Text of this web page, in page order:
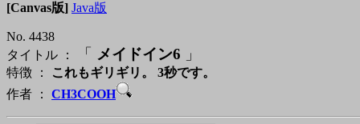
[Canvas版] Java版
No. 4438
タイトル ：
「 メイドイン6 」
特徴 ：
これもギリギリ。 3秒です。
作者 ： CH3COOH